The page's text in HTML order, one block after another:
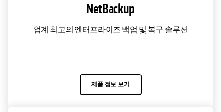
NetBackup
업계 최고의 엔터프라이즈 백업 및 복구 솔루션
제품 정보 보기